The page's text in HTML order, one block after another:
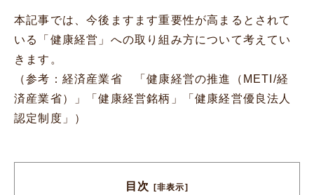
本記事では、今後ますます重要性が高まるとされて
いる「健康経営」への取り組み方について考えてい
きます。
（参考：経済産業省 「健康経営の推進（METI/経
済産業省）
」「健康経営銘柄 」「健康経営優良法人
認定制度 」）
目次 [非表示]